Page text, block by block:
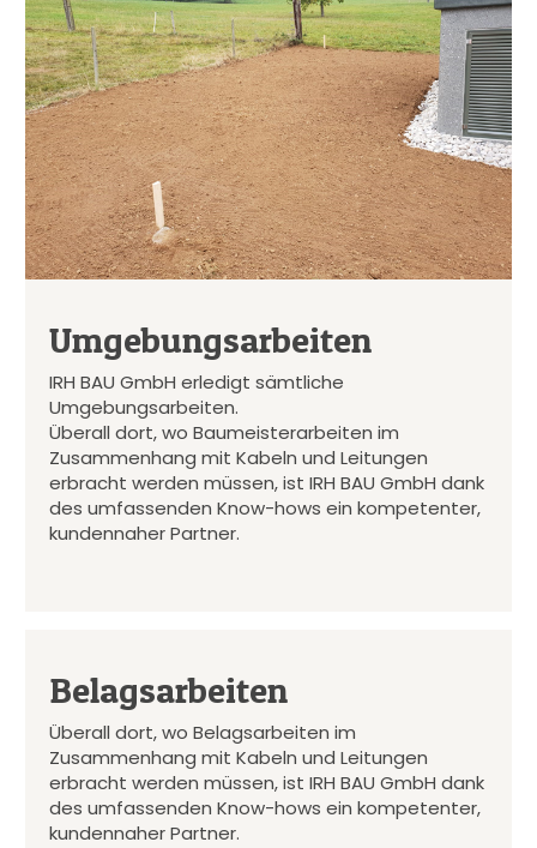
Umgebungsarbeiten
IRH BAU GmbH erledigt sämtliche
Umgebungsarbeiten.
Überall dort, wo Baumeisterarbeiten im
Zusammenhang mit Kabeln und Leitungen
erbracht werden müssen, ist IRH BAU GmbH dank
des umfassenden Know-hows ein kompetenter,
kundennaher Partner.
Belagsarbeiten
Überall dort, wo Belagsarbeiten im
Zusammenhang mit Kabeln und Leitungen
erbracht werden müssen, ist IRH BAU GmbH dank
des umfassenden Know-hows ein kompetenter,
kundennaher Partner.